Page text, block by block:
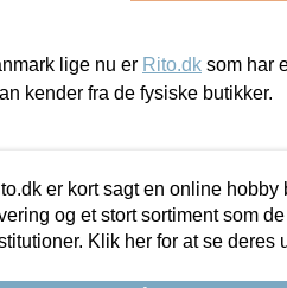
lige nu er Rito.dk som har
kender fra de fysiske butikker.
er kort sagt en online
og et stort sortiment som
Klik her for at se deres